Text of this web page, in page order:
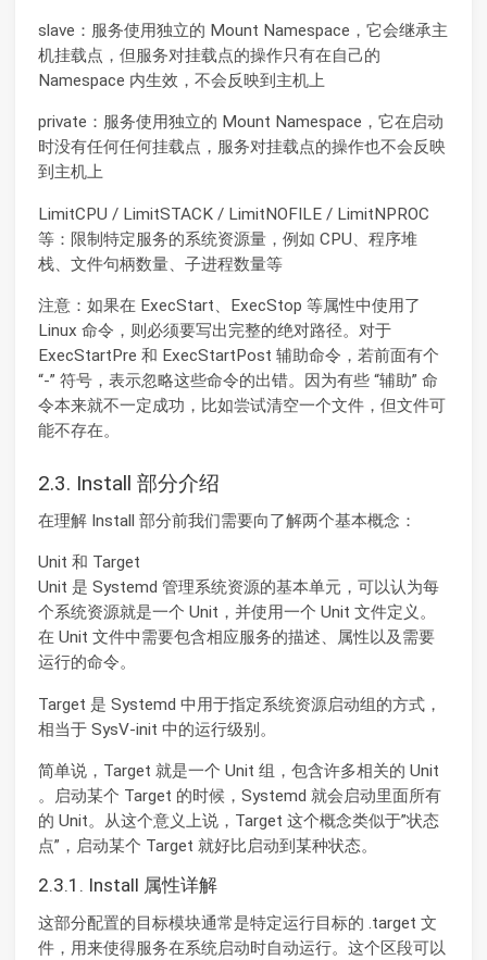
slave：服务使用独立的 Mount Namespace，它会继承主
机挂载点，但服务对挂载点的操作只有在自己的
Namespace 内生效，不会反映到主机上
private：服务使用独立的 Mount Namespace，它在启动
时没有任何任何挂载点，服务对挂载点的操作也不会反映
到主机上
LimitCPU / LimitSTACK / LimitNOFILE / LimitNPROC
等：限制特定服务的系统资源量，例如 CPU、程序堆
栈、文件句柄数量、子进程数量等
注意：如果在 ExecStart、ExecStop 等属性中使用了
Linux 命令，则必须要写出完整的绝对路径。对于
ExecStartPre 和 ExecStartPost 辅助命令，若前面有个
“-” 符号，表示忽略这些命令的出错。因为有些 “辅助” 命
令本来就不一定成功，比如尝试清空一个文件，但文件可
能不存在。
2.3. Install 部分介绍
在理解 Install 部分前我们需要向了解两个基本概念：
Unit 和 Target
Unit 是 Systemd 管理系统资源的基本单元，可以认为每
个系统资源就是一个 Unit，并使用一个 Unit 文件定义。
在 Unit 文件中需要包含相应服务的描述、属性以及需要
运行的命令。
Target 是 Systemd 中用于指定系统资源启动组的方式，
相当于 SysV-init 中的运行级别。
简单说，Target 就是一个 Unit 组，包含许多相关的 Unit
。启动某个 Target 的时候，Systemd 就会启动里面所有
的 Unit。从这个意义上说，Target 这个概念类似于”状态
点”，启动某个 Target 就好比启动到某种状态。
2.3.1. Install 属性详解
这部分配置的目标模块通常是特定运行目标的 .target 文
件，用来使得服务在系统启动时自动运行。这个区段可以